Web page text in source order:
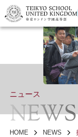
ニュース
NEWS
HOME NEWS